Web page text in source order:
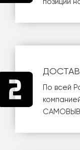
По всей